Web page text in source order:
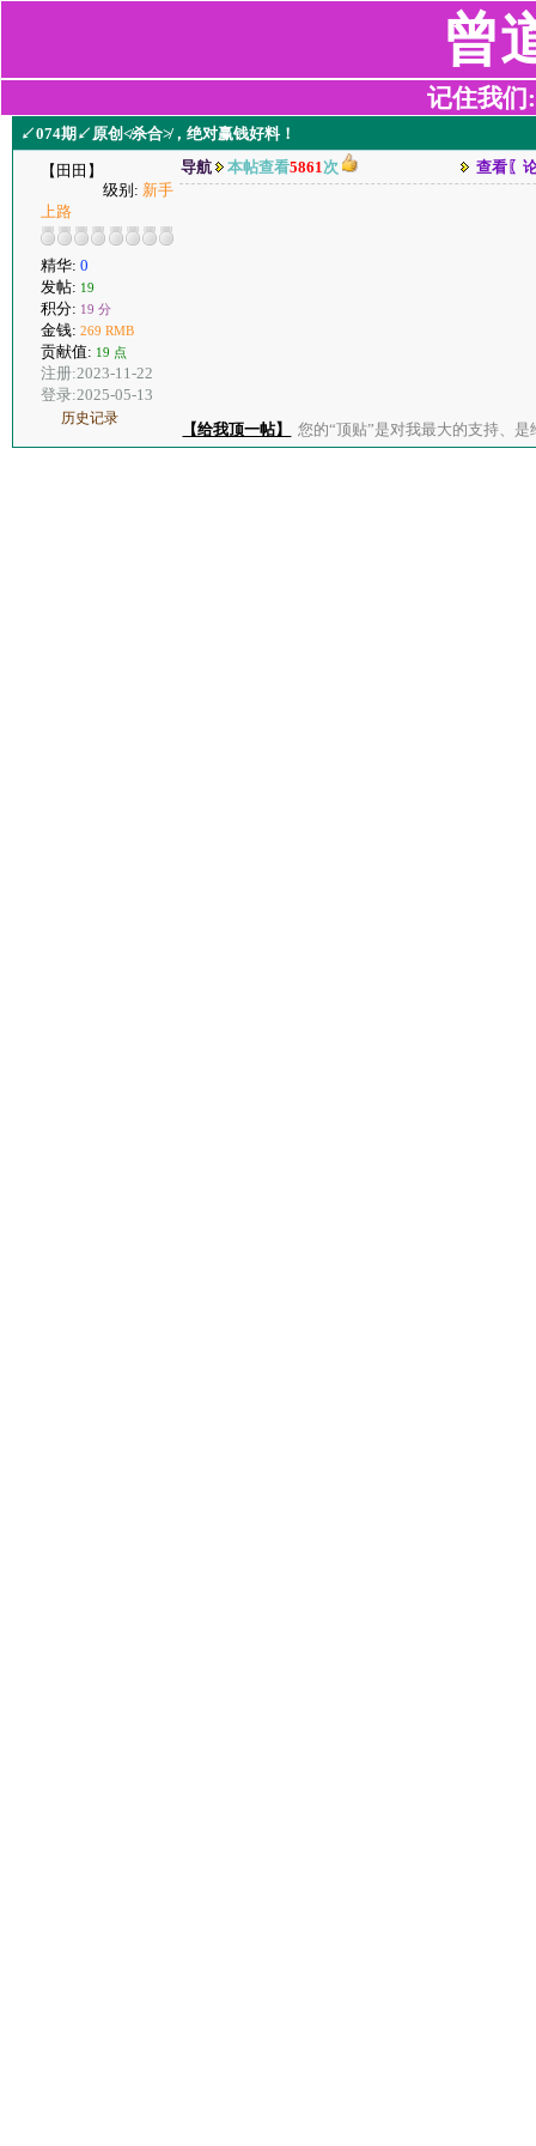
曾
记住我们
↙074期↙原创≮杀合≯，绝对赢钱好料！
【田田】
级别: 新手
上路
精华: 0
发帖: 19
积分: 19 分
金钱: 269 RMB
贡献值: 19 点
注册:2023-11-22
登录:2025-05-13
历史记录
导航 本帖查看5861次 查看〖
【给我顶一帖】 您的“顶贴”是对我最大的支持、